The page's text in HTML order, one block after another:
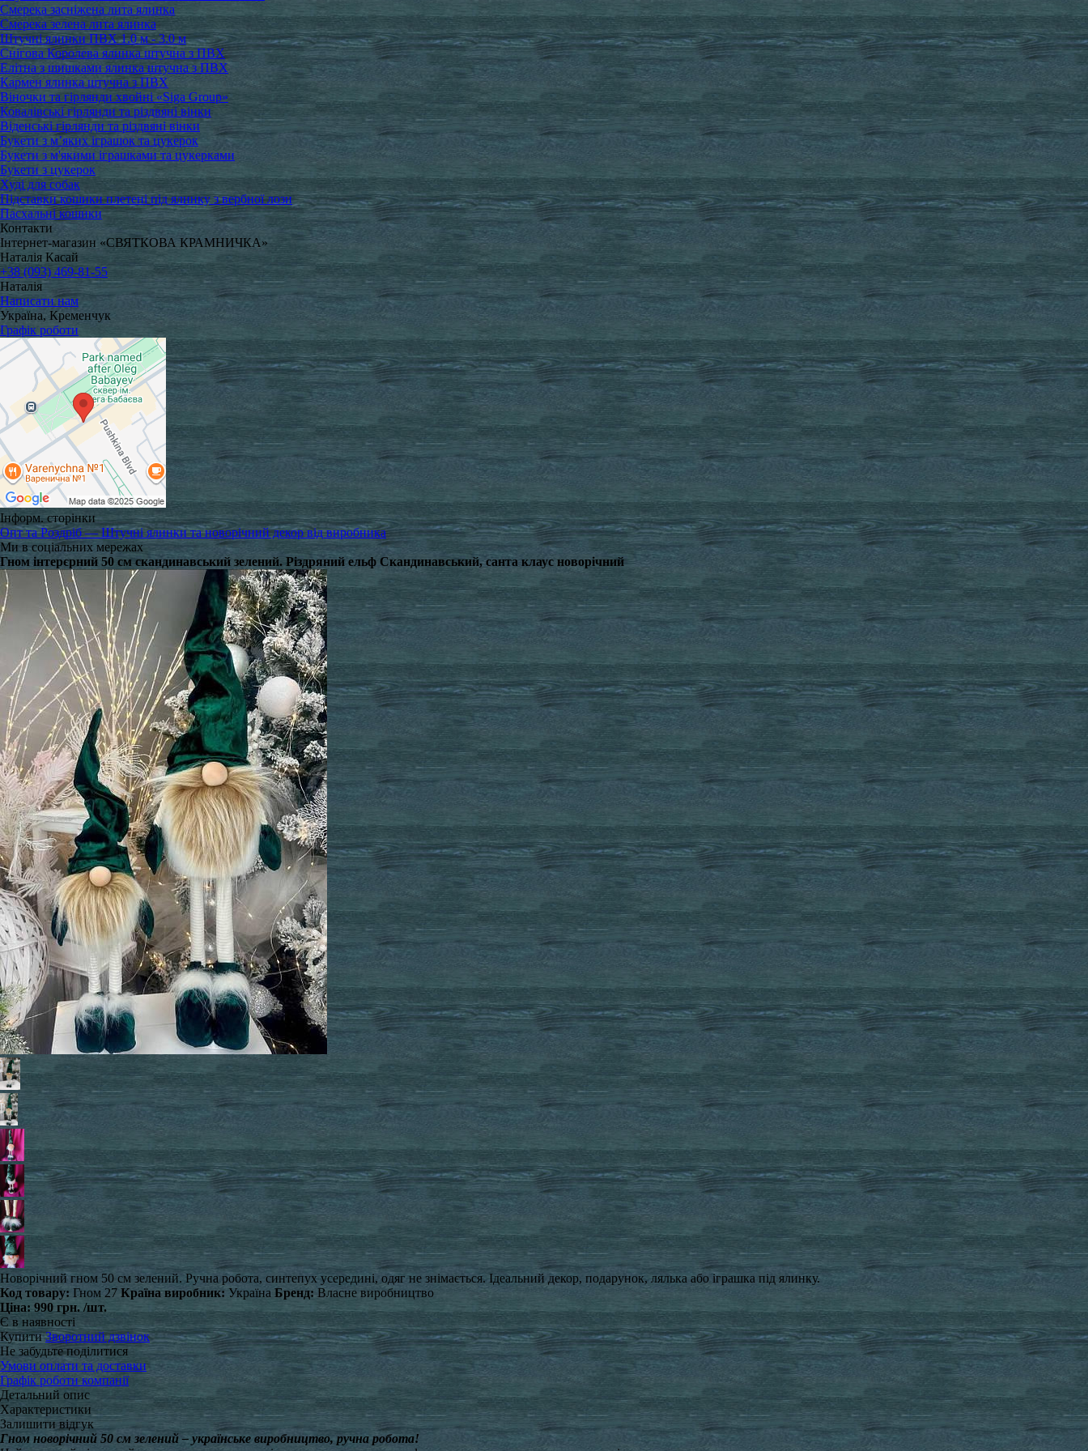
Смерека засніжена лита ялинка
Смерека зелена лита ялинка
Штучні ялинки ПВХ 1.0 м - 3.0 м
Снігова Королева ялинка штучна з ПВХ
Елітна з шишками ялинка штучна з ПВХ
Кармен ялинка штучна з ПВХ
Віночки та гірлянди хвойні «Siga Group»
Ковалівські гірлянди та різдвяні вінки
Віденські гірлянди та різдвяні вінки
Букети з м’яких іграшок та цукерок
Букети з м'якими іграшками та цукерками
Букети з цукерок
Худі для собак
Підставки кошики плетені під ялинку з вербної лози
Пасхальні кошики
Контакти
Інтернет-магазин «СВЯТКОВА КРАМНИЧКА»
Наталія Касай
+38 (093) 469-81-55
Наталія
Написати нам
Україна, Кременчук
Графік роботи
Інформ. сторінки
Опт та Роздріб — Штучні ялинки та новорічний декор від виробника
Ми в соціальних мережах
Гном інтерєрний 50 см скандинавський зелений. Різдряний ельф Скандинавський, санта клаус новорічний
Новорічний гном 50 см зелений. Ручна робота, синтепух усередині, одяг не знімається. Ідеальний декор, подарунок, лялька або іграшка під ялинку.
Код товару: Гном 27 Країна виробник: Україна Бренд: Власне виробництво
Ціна: 990 грн. /шт.
Є в наявності
Купити Зворотний дзвінок
Не забудьте поділитися
Умови оплати та доставки
Графік роботи компанії
Детальний опис
Характеристики
Залишити відгук
Гном новорічний 50 см зелений – українське виробництво, ручна робота!